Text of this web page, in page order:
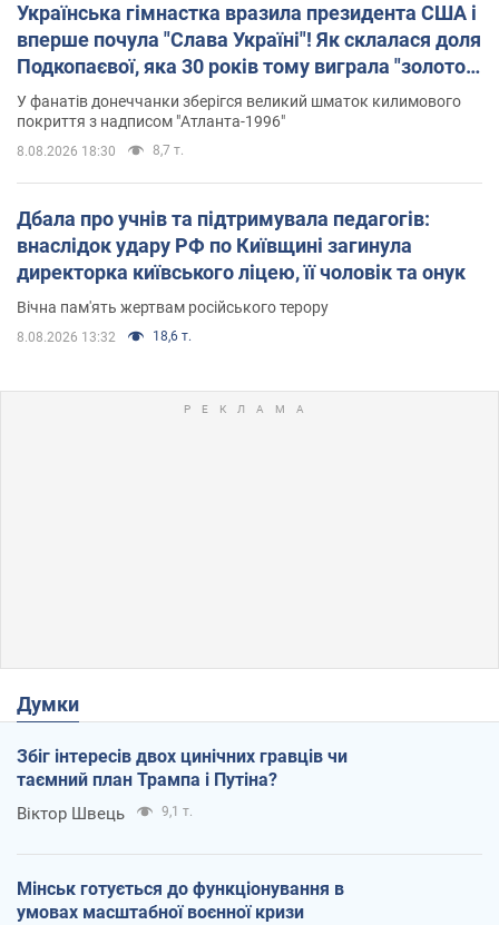
Українська гімнастка вразила президента США і
вперше почула "Слава Україні"! Як склалася доля
Подкопаєвої, яка 30 років тому виграла "золото"
Олімпіади
У фанатів донеччанки зберігся великий шматок килимового
покриття з надписом "Атланта-1996"
8.08.2026 18:30 8,7 т.
Дбала про учнів та підтримувала педагогів:
внаслідок удару РФ по Київщині загинула
директорка київського ліцею, її чоловік та онук
Вічна пам'ять жертвам російського терору
8.08.2026 13:32 18,6 т.
Думки
Збіг інтересів двох цинічних гравців чи
таємний план Трампа і Путіна?
Віктор Швець 9,1 т.
Мінськ готується до функціонування в
умовах масштабної воєнної кризи